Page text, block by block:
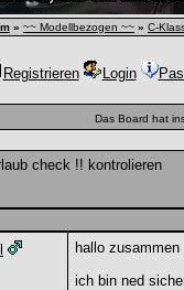
» ~~ Modellbezogen ~~ » C-
Registrieren Login
Das Board hat
check !! kontrolieren
hallo zusammen
ich bin ned